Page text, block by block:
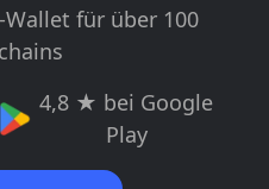
für über 100
4,8 ★ bei Google
Play